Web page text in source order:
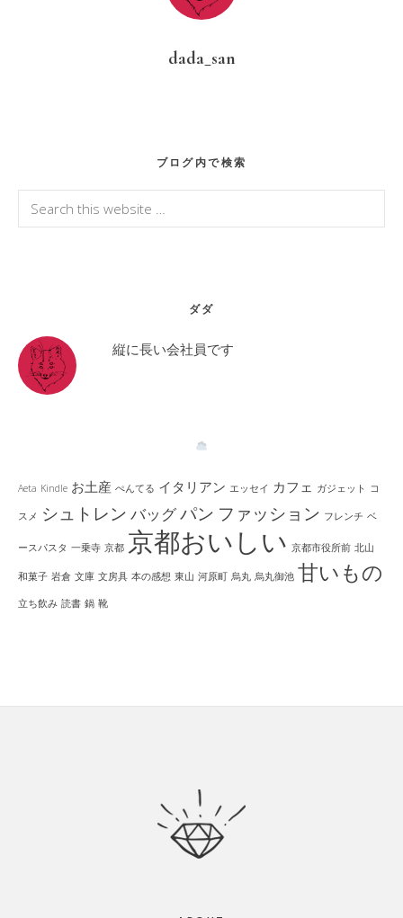
dada_san
Sidebar
ブログ内で検索
Search
this
ダダ
縦に長い会社員です
Aeta Kindle お土産 ぺんてる イタリアン エッセイ カフェ ガジェット コ
スメ シュトレン バッグパン ファッション フレンチ ベ
ースパスタ 一乗寺 京都 京都おいしい 京都市役所前 北山
和菓子 岩倉 文庫 文房具 本の感想 東山 河原町 烏丸 烏丸御池 甘いもの
立ち飲み 読書 鍋 靴